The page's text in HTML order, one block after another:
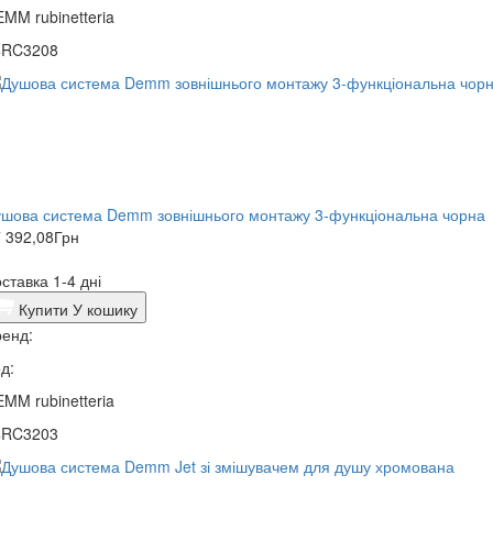
rubinetteria
система Demm зовнішнього монтажу 3-функціональна чорна
392,08Грн
1-4 дні
Купити У кошику
rubinetteria